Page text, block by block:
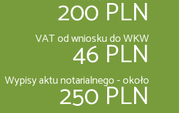
200 PLN
VAT od wniosku do WKW
46 PLN
Wypisy aktu notarialnego - około
250 PLN